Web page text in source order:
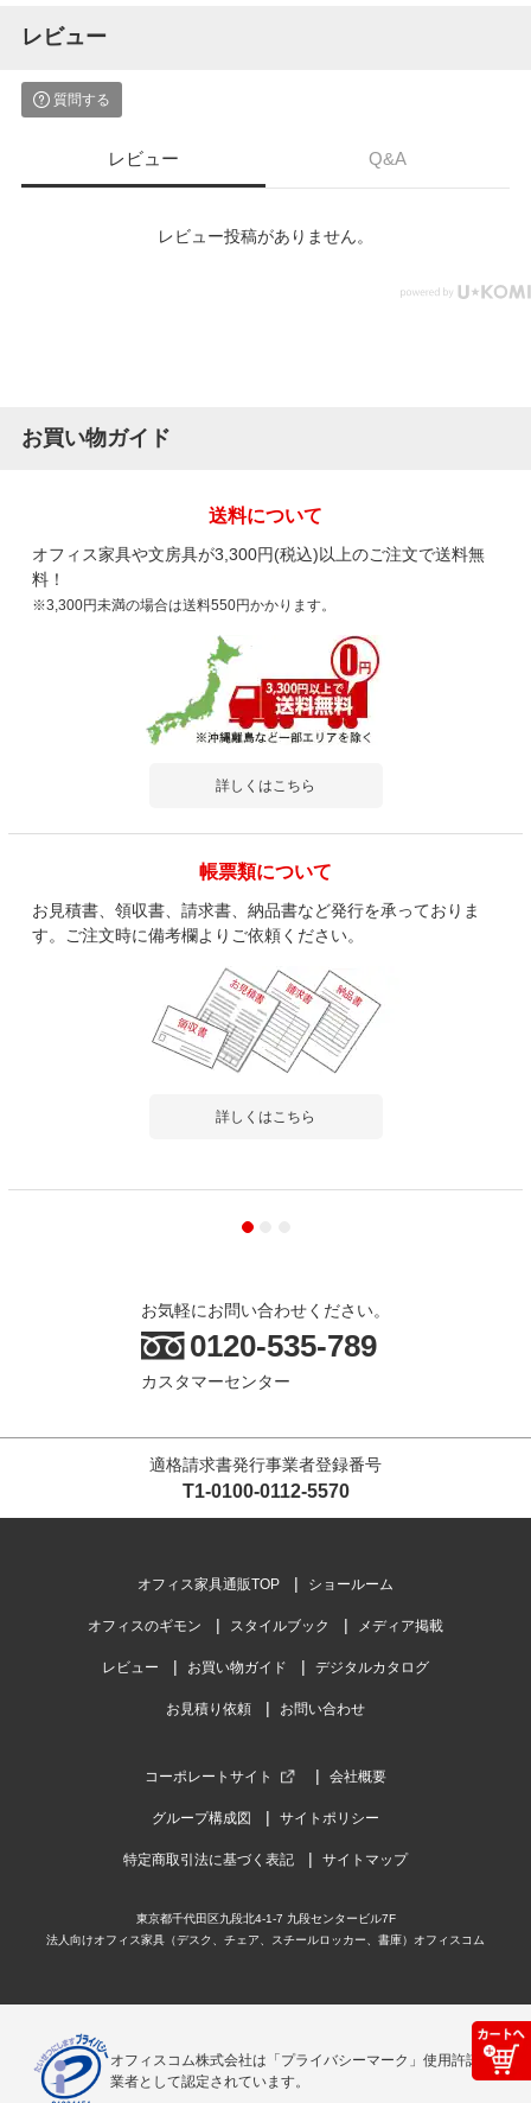
レビュー
質問する
レビュー Q&A
レビュー投稿がありません。
お買い物ガイド
送料について
オフィス家具や文房具が3,300円(税込)以上のご注文で送料無
料！
※3,300円未満の場合は送料550円かかります。
詳しくはこちら
帳票類について
お見積書、領収書、請求書、納品書など発行を承っておりま
す。ご注文時に備考欄よりご依頼ください。
詳しくはこちら
お気軽にお問い合わせください。
0120-535-789
カスタマーセンター
適格請求書発行事業者登録番号
T1-0100-0112-5570
オフィス家具通販TOP ショールーム
オフィスのギモン スタイルブック メディア掲載
レビュー お買い物ガイド デジタルカタログ
お見積り依頼 お問い合わせ
コーポレートサイト 会社概要
グループ構成図 サイトポリシー
特定商取引法に基づく表記 サイトマップ
東京都千代田区九段北4-1-7 九段センタービル7F
法人向けオフィス家具（デスク、チェア、スチールロッカー、書庫）オフィスコム
オフィスコム株式会社は「プライバシーマーク」使用許諾事
業者として認定されています。